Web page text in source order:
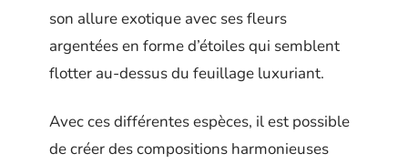
son allure exotique avec ses fleurs
argentées en forme d’étoiles qui semblent
flotter au-dessus du feuillage luxuriant.
Avec ces différentes espèces, il est possible
de créer des compositions harmonieuses